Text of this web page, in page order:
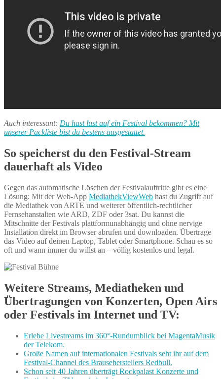
Auch interessant: Du hast lust auf ein Festival bekommen? Mit
unserer Packliste bist du bestens ausgestattet.
So speicherst du den Festival-Stream
dauerhaft als Video
Gegen das automatische Löschen der Festivalauftritte gibt es eine
Lösung: Mit der Web-App MediathekViewWeb hast du Zugriff auf
die Mediathek von ARTE und weiterer öffentlich-rechtlicher
Fernsehanstalten wie ARD, ZDF oder 3sat. Du kannst die
Mitschnitte der Festivals plattformunabhängig und ohne nervige
Installation direkt im Browser abrufen und downloaden. Übertrage
das Video auf deinen Laptop, Tablet oder Smartphone. Schau es so
oft und wann immer du willst an – völlig kostenlos und legal.
Weitere Streams, Mediatheken und
Übertragungen von Konzerten, Open Airs
oder Festivals im Internet und TV:
Erlebe Livestreams im 360°-Rundumblick bei MagentaMusik
der Telekom.
Große Namen auf internationalen Festivals seht ihr auf dem
Festival-Channel des Brauseherstellers Redbull.
Schon seit 40 Jahren überträgt Rockpalast Konzerte und